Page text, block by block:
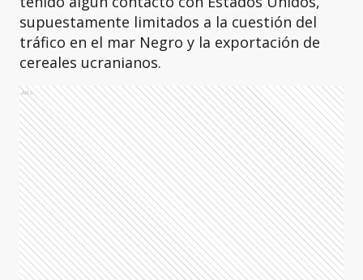
supuestamente limitados a la cuestión del
tráfico en el mar Negro y la exportación de
cereales ucranianos.
Ads